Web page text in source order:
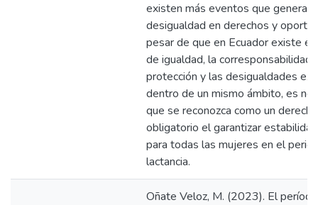
existen más eventos que generan
desigualdad en derechos y
pesar de que en Ecuador existe el
de igualdad, la corresponsabilidad
protección y las desigualdades
dentro de un mismo ámbito, es
que se reconozca como un derecho
obligatorio el garantizar
para todas las mujeres en el
lactancia.
Oñate Veloz, M. (2023). El